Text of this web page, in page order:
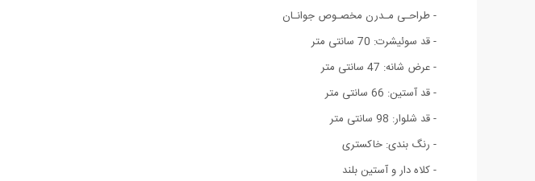
- طراحـی مـدرن مخصـوص جوانـان
- قد سوئیشرت: 70 سانتی متر
- عرض شانه: 47 سانتی متر
- قد آستین: 66 سانتی متر
- قد شلوار: 98 سانتی متر
- رنگ بندی: خاکستری
- کلاه دار و آستین بلند